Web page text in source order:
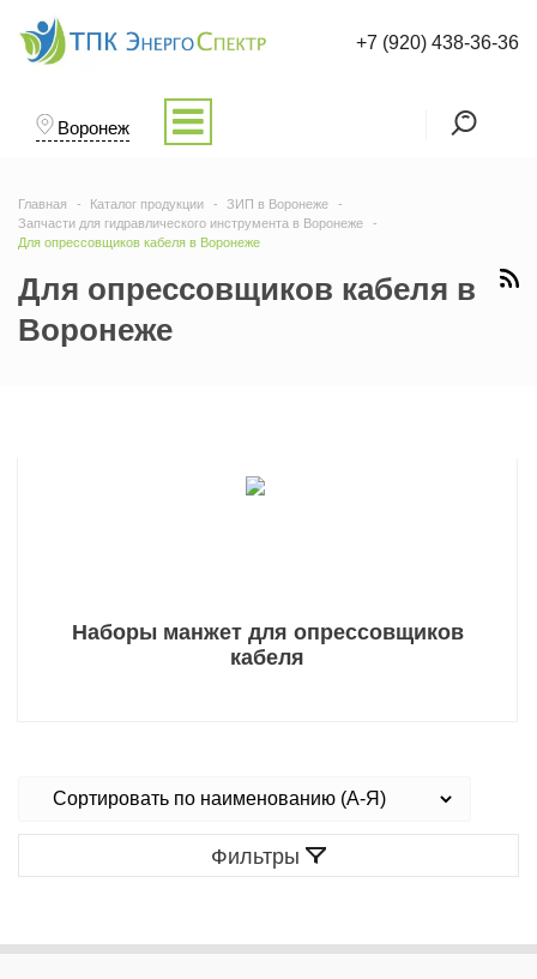
Воронеж
+7 (920) 438-36-36
Главная Каталог продукции
ЗИП в Воронеже
Запчасти для гидравлического инструмента в Воронеже
Для опрессовщиков кабеля в Воронеже
Для опрессовщиков кабеля в
Воронеже
Наборы манжет для опрессовщиков
кабеля
Фильтры